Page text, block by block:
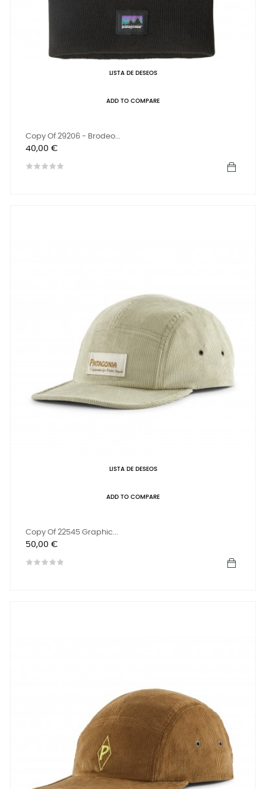
LISTA DE DESEOS
ADD TO COMPARE
Copy Of 29206 - Brodeo...
Precio
40,00 €
LISTA DE DESEOS
ADD TO COMPARE
Copy Of 22545 Graphic...
Precio
50,00 €